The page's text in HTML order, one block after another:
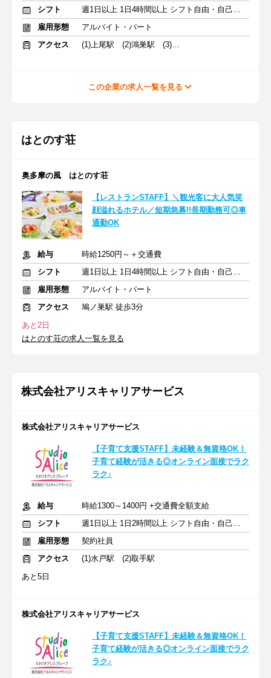
シフト
週1日以上 1日4時間以上 シフト自由・自己申告
雇用形態
アルバイト・パート
アクセス
(1)上尾駅 (2)鴻巣駅 (3)熊谷駅
この企業の求人一覧を見る
はとのす荘
奥多摩の風 はとのす荘
【レストランSTAFF】＼観光客に大人気笑
顔溢れるホテル／短期急募!!長期勤務可◎車
通勤OK
給与
時給1250円～＋交通費
シフト
週1日以上 1日4時間以上 シフト自由・自己申告
雇用形態
アルバイト・パート
アクセス
鳩ノ巣駅 徒歩3分
あと2日
はとのす荘の求人一覧を見る
株式会社アリスキャリアサービス
株式会社アリスキャリアサービス
【子育て支援STAFF】未経験＆無資格OK！
子育て経験が活きる◎オンライン面接でラク
ラク♪
給与
時給1300～1400円 +交通費全額支給
シフト
週1日以上 1日2時間以上 シフト自由・自己申告
雇用形態
契約社員
アクセス
(1)水戸駅 (2)取手駅
あと5日
株式会社アリスキャリアサービス
【子育て支援STAFF】未経験＆無資格OK！
子育て経験が活きる◎オンライン面接でラク
ラク♪